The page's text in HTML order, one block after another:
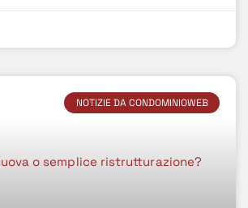
NOTIZIE DA CONDOMINIOWEB